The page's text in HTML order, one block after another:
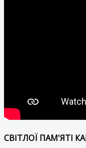
СВІТЛОЇ ПАМ'ЯТІ